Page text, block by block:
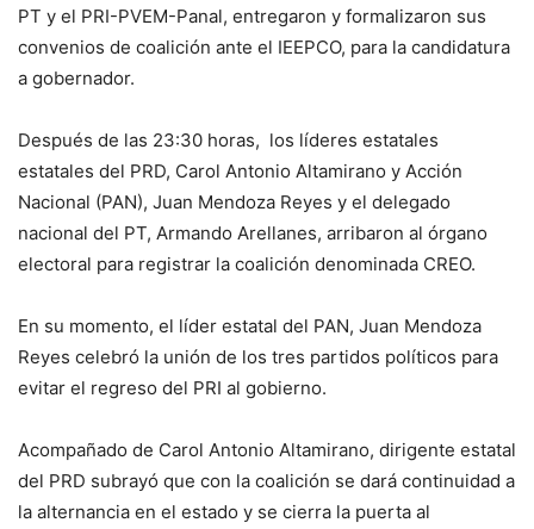
PT y el PRI-PVEM-Panal, entregaron y formalizaron sus
convenios de coalición ante el IEEPCO, para la candidatura
a gobernador.
Después de las 23:30 horas, los líderes estatales
estatales del PRD, Carol Antonio Altamirano y Acción
Nacional (PAN), Juan Mendoza Reyes y el delegado
nacional del PT, Armando Arellanes, arribaron al órgano
electoral para registrar la coalición denominada CREO.
En su momento, el líder estatal del PAN, Juan Mendoza
Reyes celebró la unión de los tres partidos políticos para
evitar el regreso del PRI al gobierno.
Acompañado de Carol Antonio Altamirano, dirigente estatal
del PRD subrayó que con la coalición se dará continuidad a
la alternancia en el estado y se cierra la puerta al